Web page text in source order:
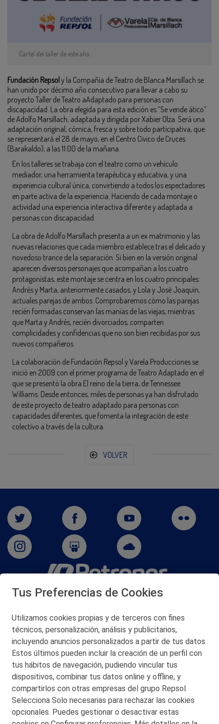
Cartel del taller de este año.
Fundación Repsoly la Compañía de Teatro de Blanca Marsillach se
han unido por décimo año consecutivo para llevar a cabo su
proyecto Taller de Teatro aAdaptado para personas con
discapacidad. La obra elegida para esta edición es “Se vende ático”
de Adolfo Marsillach, adaptada y dirigida por Xabier Olza. Será una
adaptación original, cómica, fresca y sobre todo participativa, que
se representará el 28 de mayo, en el Centro Cívico de Cruces
(Barakaldo), a las 11:00 de la mañana.
En los talleres se trabaja con el teatro como un vehículo
mediador, una herramienta terapéutica y educativa, y una
experiencia cultural única, convirtiendo a todos los espectadores
en parte activa de la experiencia. Haciendo de cada montaje o
actividad una experiencia interactiva diferente y adaptada a
personas con discapacidad.
La obra de Adolfo Marsillach presenta a un ex matrimonio y las
nuevas relaciones que cada miembro establece tras el delicado y
novedoso trance de la separación. Si bien en la versión original
aparecen diversos personajes que acompañan a los cuatro
protagonistas, este montaje se centra en los cuatro principales:
Andrés y Marta, anteriormente casados, y Lola y José Joaquín,
actuales parejas de ambos. Comprobaremos cómo las parejas
recién formadas conservan las manías de las viejas, mientras
que Marta y Andrés, recién divorciados, comparten
complicidades y confidencias que no son bien recibidas por sus
nuevos compañeros.
La colaboración de Fundación Repsol y Varela Producciones se
inició en 2009 con el primer programa de Teatro Adaptado en el
que se presentó la obra El reino de la tierra, de Tennessee
Williams. Desde entonces, miles de personas ya han disfrutado
de este proyecto de teatro adaptado para personas con
capacidades diferentes, que fomenta la integración de este
colectivo a través de la cultura.
VOLVER
San Martín 5-Edificio Muñatones,
© 2026 Petronor S.A.
CONTACTO
MAPA WEB
POLITICA DE PRIVACIDAD
Tus Preferencias de Cookies
Utilizamos cookies propias y de terceros con fines
técnicos, personalización, análisis y publicitarios,
incluyendo anuncios personalizados a partir de tus datos.
Estos últimos pueden incluir la creación de un perfil con
tus hábitos de navegación, pudiendo vincular tus
dispositivos, combinar tus datos online y offline, y
compartirlos con otras empresas del grupo Repsol.
Selecciona Solo necesarias para rechazar las cookies
opcionales. Puedes gestionar o desactivar estas